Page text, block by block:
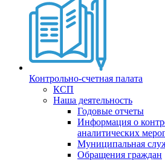
Контрольно-счетная палата
КСП
Наша деятельность
Годовые отчеты
Информация о
аналитических
Муниципальная
Обращения граждан